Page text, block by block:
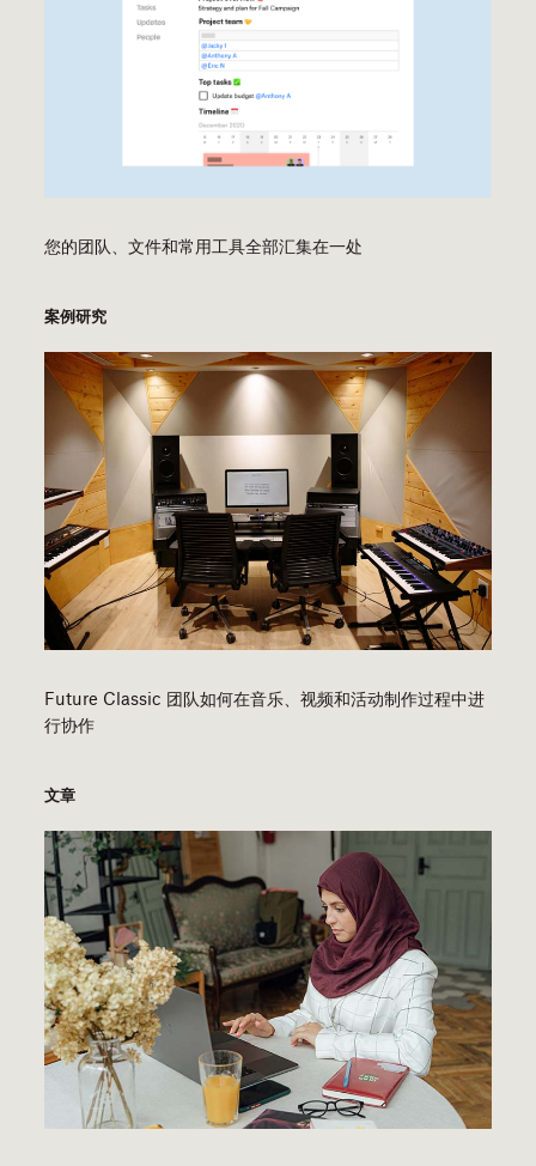
您的团队、文件和常用工具全部汇集在一处
案例研究
Future Classic 团队如何在音乐、视频和活动制作过程中进
行协作
文章